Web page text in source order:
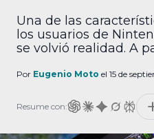
Una de las
los usuarios de
se volvió realidad. A
consola híbrida. Por
actualización de
permite emparejar
si tienes la consola […]
Por Eugenio Moto el 15 de
Resume con: